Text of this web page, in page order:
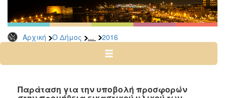
Αρχική Ο Δήμος ... 2016
Δημοπρασίες
Αρχείο
2025
2023
Παράταση για την υποβολή προσφορών